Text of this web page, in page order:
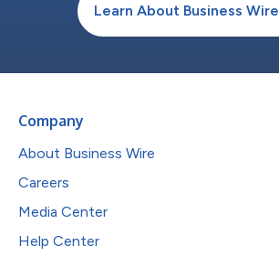
Learn About Business Wire
Company
About Business Wire
Careers
Media Center
Help Center